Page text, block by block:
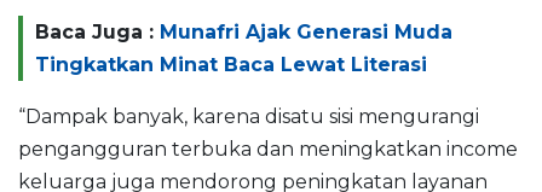
Baca Juga : Munafri Ajak Generasi Muda
Tingkatkan Minat Baca Lewat Literasi
“Dampak banyak, karena disatu sisi mengurangi
pengangguran terbuka dan meningkatkan income
keluarga juga mendorong peningkatan layanan